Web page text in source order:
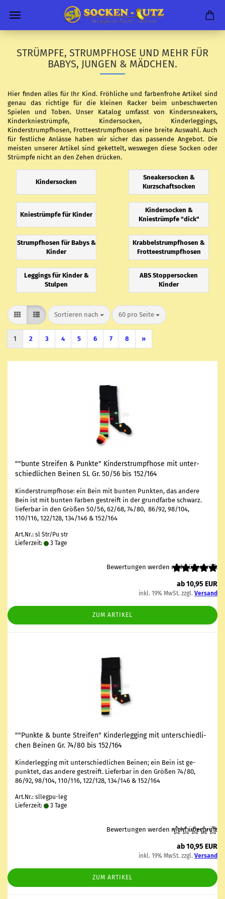
STRÜMPFE, STRUMPFHOSE UND MEHR FÜR
BABYS, JUNGEN & MÄDCHEN.
Hier finden alles für Ihr Kind. Fröhliche und farbenfrohe Artikel sind
genau das richtige für die kleinen Racker beim unbeschwerten
Spielen und Toben. Unser Katalog umfasst von Kindersneakers,
Kinderkniestrümpfe, Kindersocken, Kinderleggings,
Kinderstrumpfhosen, Frotteestrumpfhosen eine breite Auswahl. Auch
für festliche Anlässe haben wir sicher das passende Angebot. Die
meisten unserer Artikel sind gekettelt, weswegen diese Socken oder
Strümpfe nicht an den Zehen drücken.
Kindersocken
Sneakersocken &
Kurzschaftsocken
Kniestrümpfe für Kinder
Kindersocken &
Kniestrümpfe "dick"
Strumpfhosen für Babys &
Kinder
Krabbelstrumpfhosen &
Frotteestrumpfhosen
Leggings für Kinder &
Stulpen
ABS Stoppersocken
Kinder
Sortieren nach
Sortieren nach 60 pro Seite
pro Seite
1 2 3 4 5 6 7 8 »
""bunte Strei­fen & Punk­te" Kin­der­strumpf­ho­se mit un­ter­
schied­li­chen Bei­nen SL Gr. 50/56 bis 152/164
Kin­der­strumpf­ho­se: ein Bein mit bun­ten Punk­ten, das an­de­re
Bein ist mit bun­ten Far­ben ge­streift in der grund­far­be schwarz.
lie­fer­bar in den Grö­ßen 50/56, 62/68, 74/80, 86/92, 98/104,
110/116, 122/128, 134/146 & 152/164
Art.Nr.: sl Str/Pu str
Lieferzeit:
3 Tage
Bewertungen werden nicht überprüft
ab 10,95 EUR
inkl. 19% MwSt. zzgl. Versand
ZUM ARTIKEL
""Punk­te & bunte Strei­fen" Kin­der­leg­ging mit un­ter­schied­li­
chen Bei­nen Gr. 74/80 bis 152/164
Kin­der­leg­ging mit un­ter­schied­li­chen Bei­nen; ein Bein ist ge­
punk­tet, das an­de­re ge­streift. Lie­fer­bar in den Grö­ßen 74/80,
86/92, 98/104, 110/116, 122/128, 134/146 & 152/164
Art.Nr.: sllegpu-leg
Lieferzeit:
3 Tage
Bewertungen werden nicht überprüft
ab 10,95 EUR
inkl. 19% MwSt. zzgl. Versand
ZUM ARTIKEL